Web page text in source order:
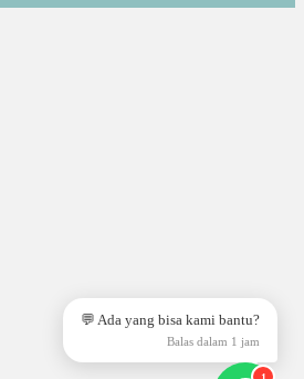
💬 Ada yang bisa kami bantu?
Balas dalam 1 jam